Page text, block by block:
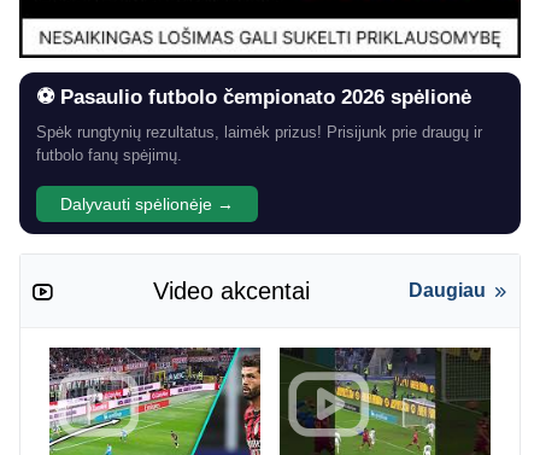
⚽ Pasaulio futbolo čempionato 2026 spėlionė
Spėk rungtynių rezultatus, laimėk prizus! Prisijunk prie draugų ir
futbolo fanų spėjimų.
Dalyvauti spėlionėje →
Video akcentai Daugiau